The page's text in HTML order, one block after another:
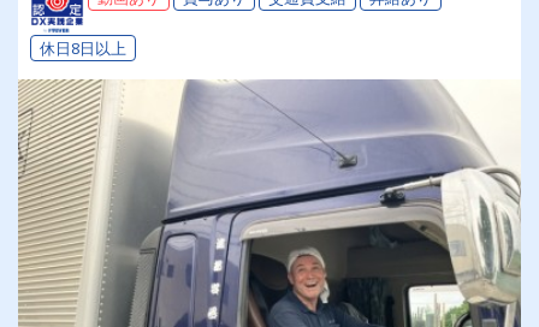
休日8日以上